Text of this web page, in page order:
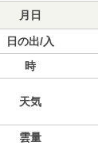
月日
日の出/入
時
天気
雲量